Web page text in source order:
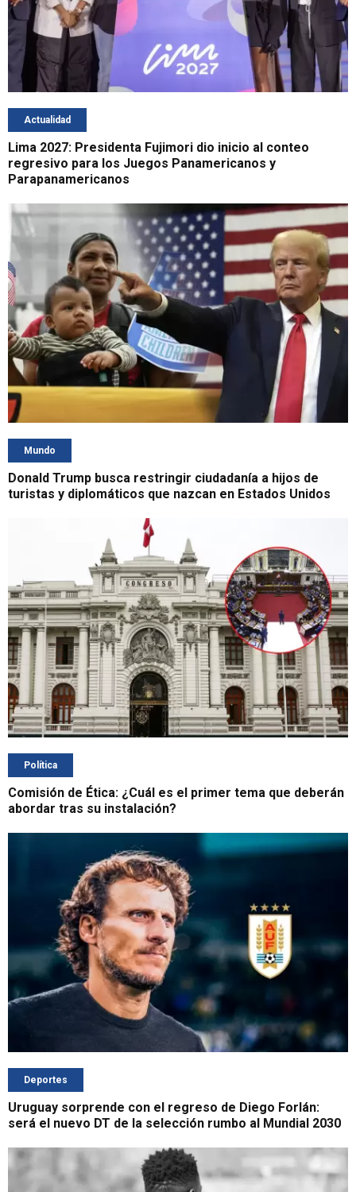
Actualidad
Lima 2027: Presidenta Fujimori dio inicio al conteo
regresivo para los Juegos Panamericanos y
Parapanamericanos
Mundo
Donald Trump busca restringir ciudadanía a hijos de
turistas y diplomáticos que nazcan en Estados Unidos
Política
Comisión de Ética: ¿Cuál es el primer tema que deberán
abordar tras su instalación?
Deportes
Uruguay sorprende con el regreso de Diego Forlán:
será el nuevo DT de la selección rumbo al Mundial 2030